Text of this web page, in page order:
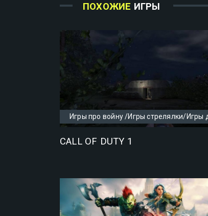
ПОХОЖИЕ ИГРЫ
CALL OF DUTY 1